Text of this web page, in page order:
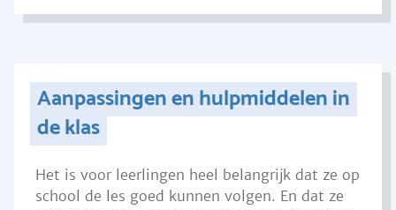
Aanpassingen en hulpmiddelen in
de klas
Het is voor leerlingen heel belangrijk dat ze op
school de les goed kunnen volgen. En dat ze